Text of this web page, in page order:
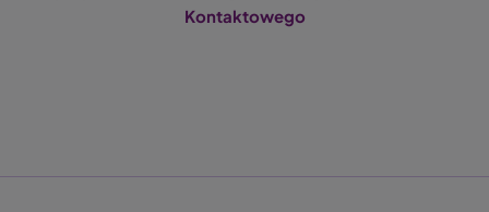
Kontaktowego